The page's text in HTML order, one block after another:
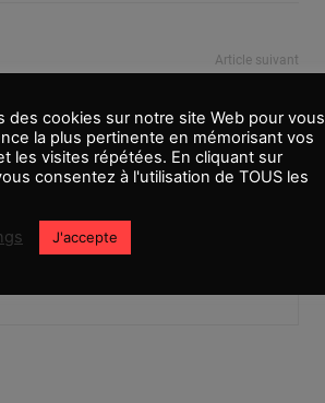
Article suivant
Jeff Nichols
des cookies sur notre site Web pour vous
la plus pertinente en mémorisant vos
les visites répétées. En cliquant sur
consentez à l'utilisation de TOUS les
J'accepte